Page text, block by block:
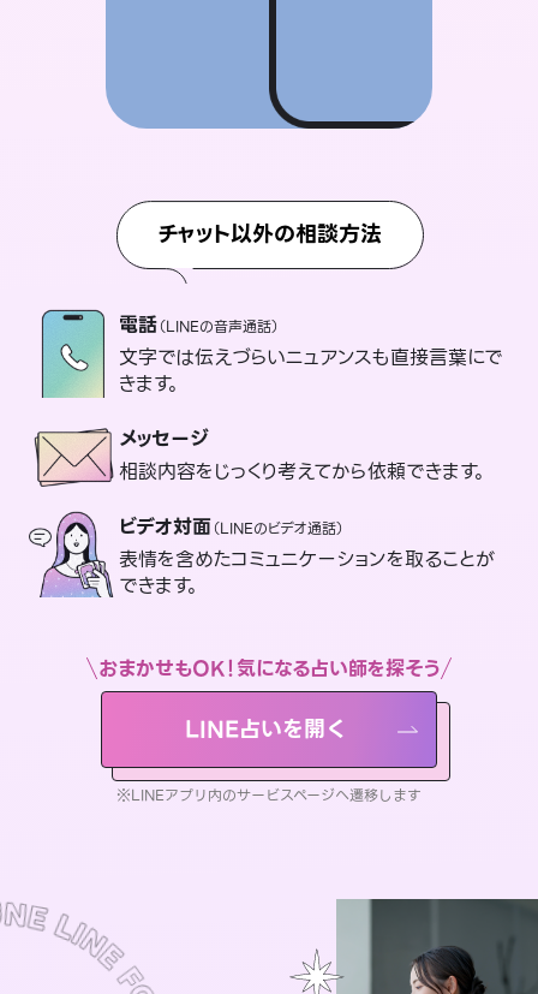
チャット以外の相談方法
電話（LINEの音声通話）
文字では伝えづらいニュアンスも直接言葉にで
きます。
メッセージ
相談内容をじっくり考えてから依頼できます。
ビデオ対面（LINEのビデオ通話）
表情を含めたコミュニケーションを取ることが
できます。
おまかせもOK！気になる占い師を探そう
LINE占いを開く
※LINEアプリ内のサービスページへ遷移します